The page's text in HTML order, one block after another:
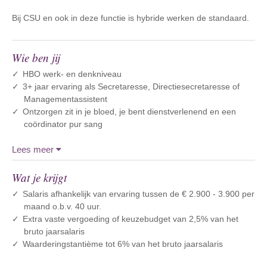
Bij CSU en ook in deze functie is hybride werken de standaard.
Wie ben jij
HBO werk- en denkniveau
3+ jaar ervaring als Secretaresse, Directiesecretaresse of
Managementassistent
Ontzorgen zit in je bloed, je bent dienstverlenend en een
coördinator pur sang
Lees meer
Wat je krijgt
Salaris afhankelijk van ervaring tussen de € 2.900 - 3.900 per
maand o.b.v. 40 uur.
Extra vaste vergoeding of keuzebudget van 2,5% van het
bruto jaarsalaris
Waarderingstantième tot 6% van het bruto jaarsalaris